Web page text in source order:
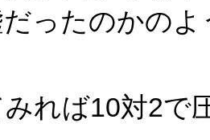
ったのかの
れば10対2で